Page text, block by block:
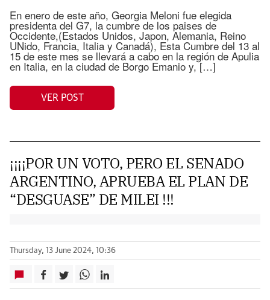
En enero de este año, Georgia Meloni fue elegida
presidenta del G7, la cumbre de los paises de
Occidente,(Estados Unidos, Japon, Alemania, Reino
UNido, Francia, Italia y Canadá), Esta Cumbre del 13 al
15 de este mes se llevará a cabo en la región de Apulia
en Italia, en la ciudad de Borgo Emanio y, […]
VER POST
¡¡¡¡POR UN VOTO, PERO EL SENADO
ARGENTINO, APRUEBA EL PLAN DE
“DESGUASE” DE MILEI !!!
Thursday, 13 June 2024, 10:36